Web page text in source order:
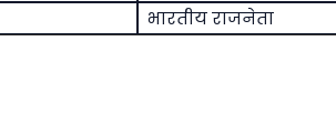
भारतीय राजनेता